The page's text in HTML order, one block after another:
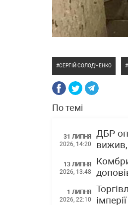
СЕРГІЙ СОЛОДЧЕНКО
По темі
31 ЛИПНЯ
2026, 14:20
ДБР
вижив,
13 ЛИПНЯ
2026, 13:48
1 ЛИПНЯ
2026, 22:10